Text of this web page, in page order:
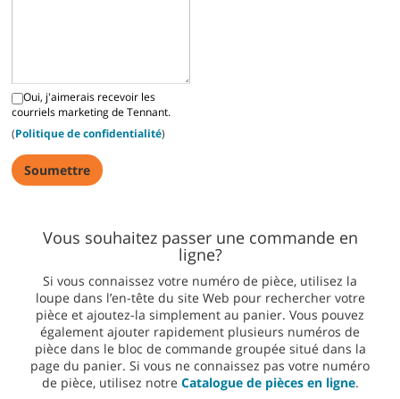
Oui, j'aimerais recevoir les
courriels marketing de Tennant.
(Politique de confidentialité)
Vous souhaitez passer une commande en
ligne?
Si vous connaissez votre numéro de pièce, utilisez la
loupe dans l’en-tête du site Web pour rechercher votre
pièce et ajoutez-la simplement au panier. Vous pouvez
également ajouter rapidement plusieurs numéros de
pièce dans le bloc de commande groupée situé dans la
page du panier. Si vous ne connaissez pas votre numéro
de pièce, utilisez notre Catalogue de pièces en ligne.